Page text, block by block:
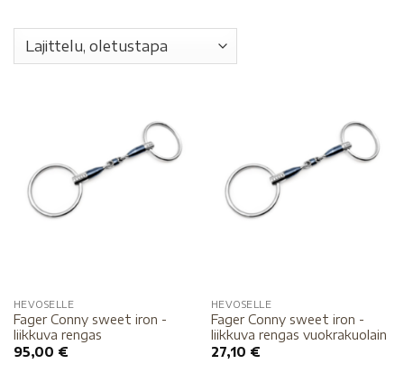
HEVOSELLE
Fager Conny sweet iron -
liikkuva rengas
95,00 €
HEVOSELLE
Fager Conny sweet iron -
liikkuva rengas vuokrakuolain
27,10 €